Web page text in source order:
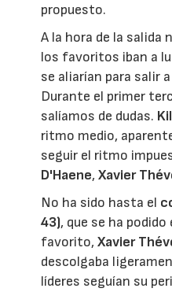
propuesto.
A la hora de la salida
los favoritos iban a
se aliarían para salir
Durante el primer
salíamos de dudas.
ritmo medio,
seguir el ritmo
D'Haene,Xavier
No ha sido hasta el
43), que se ha
favorito,Xavier
descolgaba
líderes seguían su